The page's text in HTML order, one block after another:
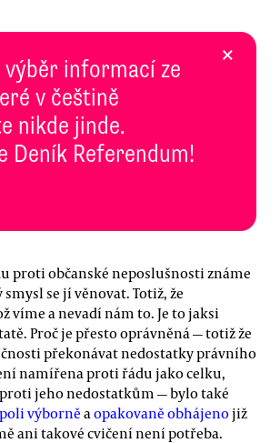
informací ze
v češtině
nikde jinde.
Deník Referendum!
×
proti občanské neposlušnosti známe
se jí věnovat. Totiž, že
víme a nevadí nám to. Je to jaksi
Proč je přesto oprávněná — totiž že
překonávat nedostatky právního
namířena proti řádu jako celku,
jeho nedostatkům — bylo také
výborně a opakovaně obhájenojiž
ani takové cvičení není potřeba.